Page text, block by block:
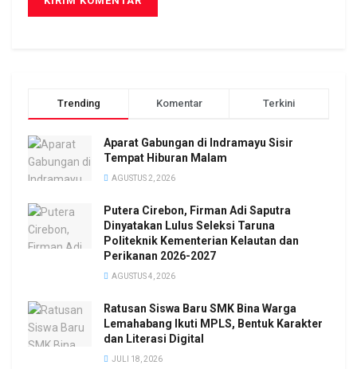
Trending Komentar Terkini
Aparat Gabungan di Indramayu Sisir
Tempat Hiburan Malam
AGUSTUS 2, 2026
Putera Cirebon, Firman Adi Saputra
Dinyatakan Lulus Seleksi Taruna
Politeknik Kementerian Kelautan dan
Perikanan 2026-2027
AGUSTUS 4, 2026
Ratusan Siswa Baru SMK Bina Warga
Lemahabang Ikuti MPLS, Bentuk Karakter
dan Literasi Digital
JULI 18, 2026